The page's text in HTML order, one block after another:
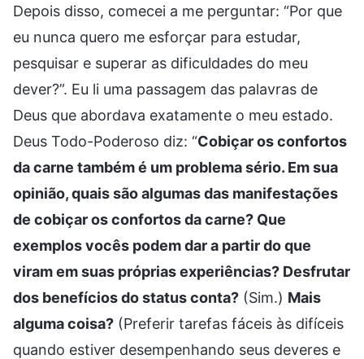
Depois disso, comecei a me perguntar: “Por que
eu nunca quero me esforçar para estudar,
pesquisar e superar as dificuldades do meu
dever?”. Eu li uma passagem das palavras de
Deus que abordava exatamente o meu estado.
Deus Todo-Poderoso diz: “Cobiçar os confortos
da carne também é um problema sério. Em sua
opinião, quais são algumas das manifestações
de cobiçar os confortos da carne? Que
exemplos vocês podem dar a partir do que
viram em suas próprias experiências? Desfrutar
dos benefícios do status conta? (Sim.) Mais
alguma coisa? (Preferir tarefas fáceis às difíceis
quando estiver desempenhando seus deveres e